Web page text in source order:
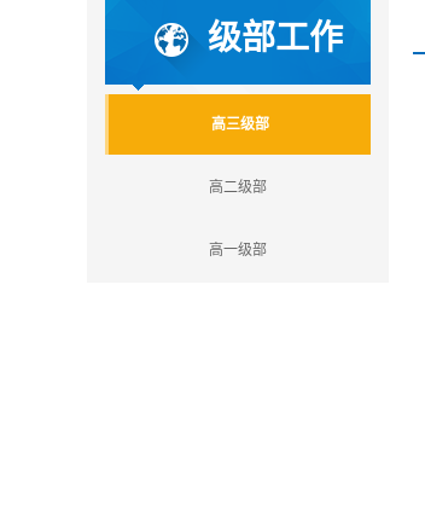
级部工作
高三级部
高二级部
高一级部